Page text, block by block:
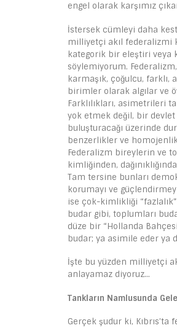
engel olarak karşımız
İstersek cümleyi daha
milliyetçi akıl federalizmi
kategorik bir eleştiri veya
söylemiyorum.
karmaşık, çoğulcu, farklı,
birimler olarak algılar ve
Farklılıkları, asimetrileri
yok etmek değil, bir devlet
buluşturacağı üzerinde
benzerlikler ve
Federalizm bireylerin ve
kimliğinden,
Tam tersine bunları
korumayı ve
ise çok-kimlikliği
budar gibi, toplumları
düze bir “Hollanda
budar; ya asimile eder ya
İşte bu yüzden milliyetçi
anlayamaz diyoruz…
Tankların Namlusunda
Gerçek şudur ki,